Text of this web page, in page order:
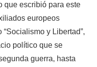
que escribió para este
europeos
y Libertad”,
político que se
guerra, hasta